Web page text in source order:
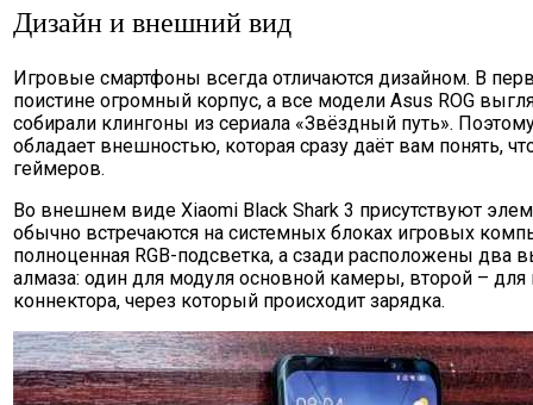
Дизайн и внешний вид
Игровые смартфоны всегда отличаются дизайном. В
поистине огромный корпус, а все модели Asus ROG
собирали клингоны из сериала «Звёздный путь».
обладает внешностью, которая сразу даёт вам понять,
геймеров.
Во внешнем виде Xiaomi Black Shark 3 присутствуют
обычно встречаются на системных блоках игровых
полноценная RGB-подсветка, а сзади расположены два
алмаза: один для модуля основной камеры, второй – для
коннектора, через который происходит зарядка.